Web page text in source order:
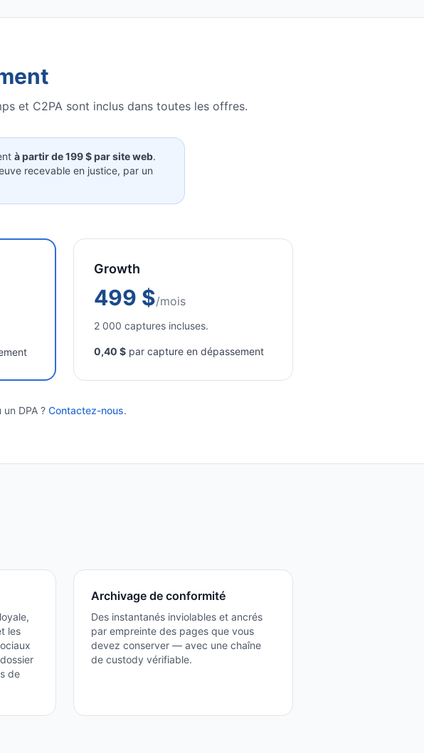
et C2PA sont inclus dans toutes les offres.
à partir de 199 $ par site web.
recevable en justice, par un
Growth
499 $/mois
2 000 captures incluses.
0,40 $par capture en dépassement
DPA ? Contactez-nous.
les
de
Archivage de conformité
Des instantanés inviolables et ancrés
par empreinte des pages que vous
devez conserver — avec une chaîne
de custody vérifiable.